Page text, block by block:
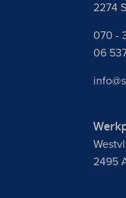
2274
070 -
06
2495